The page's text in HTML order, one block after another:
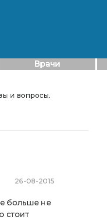
Врачи
и вопросы.
26-08-2015
больше не
стоит